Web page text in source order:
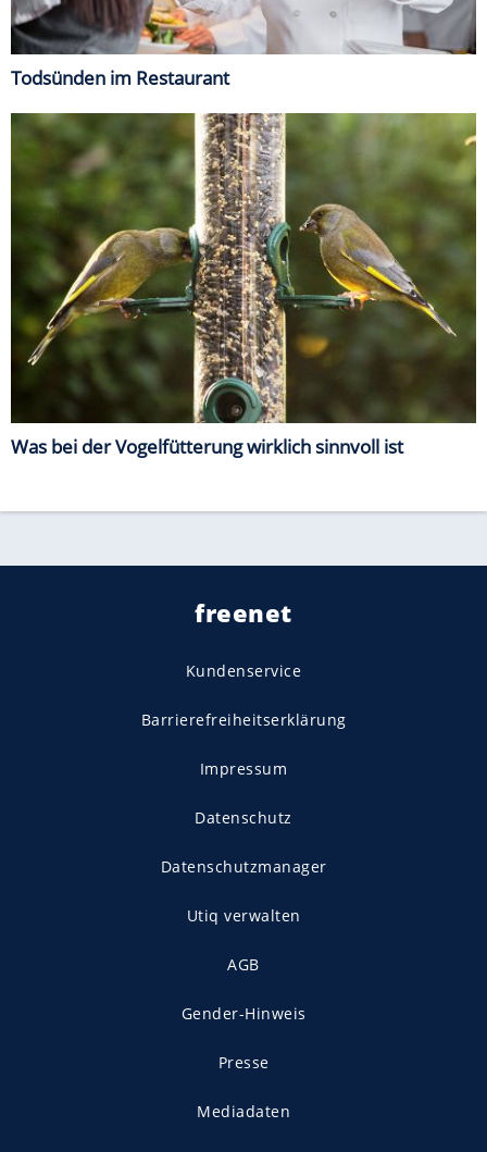
Todsünden im Restaurant
Was bei der Vogelfütterung wirklich sinnvoll ist
freenet
Kundenservice
Barrierefreiheitserklärung
Impressum
Datenschutz
Datenschutzmanager
Utiq verwalten
AGB
Gender-Hinweis
Presse
Mediadaten